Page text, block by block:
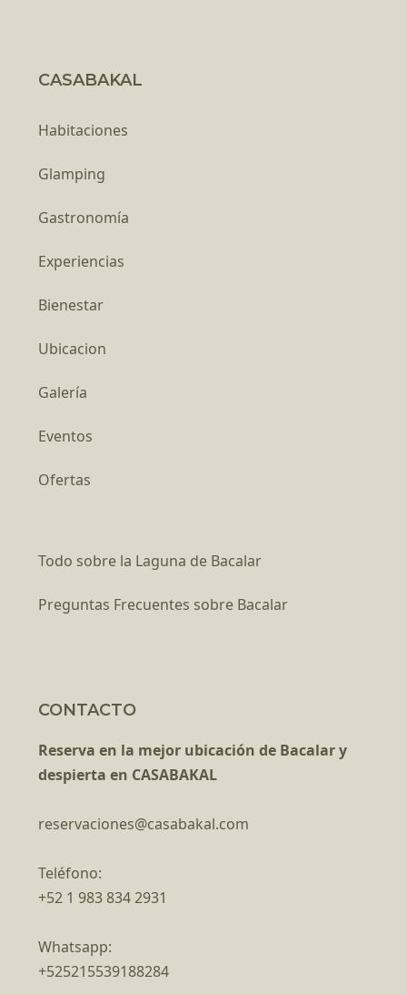
CASABAKAL
Habitaciones
Glamping
Gastronomía
Experiencias
Bienestar
Ubicacion
Galería
Eventos
Ofertas
Todo sobre la Laguna de Bacalar
Preguntas Frecuentes sobre Bacalar
CONTACTO
Reserva en la mejor ubicación de Bacalar y
despierta en CASABAKAL
reservaciones@casabakal.com
Teléfono:
+52 1 983 834 2931
Whatsapp:
+525215539188284